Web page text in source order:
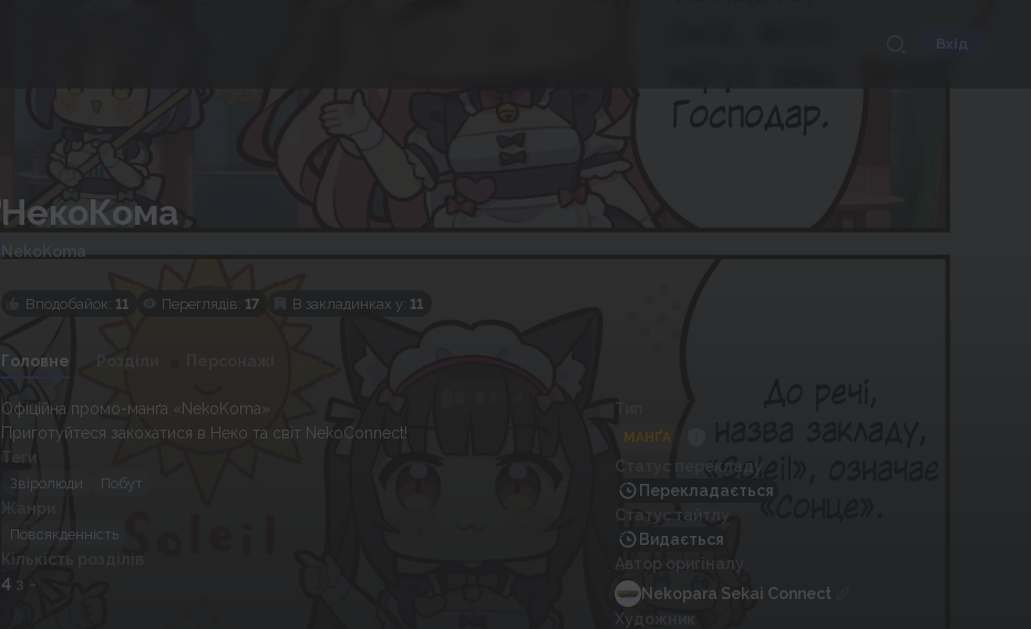
Вхід
НекоКома
NekoKoma
Вподобайок: 11 Переглядів: 17 В закладинках у: 11
Головне Розділи Персонажі
Офіційна промо-манґа «NekoKoma»
Приготуйтеся закохатися в Неко та світ NekoConnect!
Теги
Звіролюди Побут
Жанри
Повсякденність
Кількість розділів
4 з -
Тип
МАНҐА
Статус перекладу
Перекладається
Статус тайтлу
Видається
Автор оригіналу
Nekopara Sekai Connect
Художник